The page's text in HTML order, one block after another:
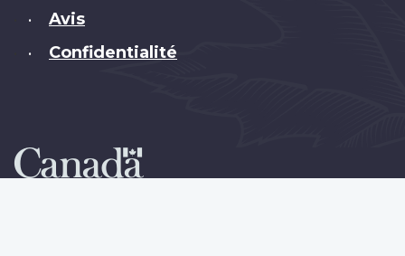
• Avis
• Confidentialité